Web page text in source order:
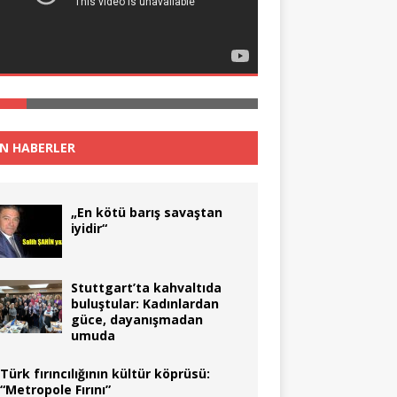
HABERLER
„En kötü barış savaştan
iyidir“
Stuttgart’ta kahvaltıda
buluştular: Kadınlardan
güce, dayanışmadan
umuda
Türk fırıncılığının kültür köprüsü:
“Metropole Fırını”